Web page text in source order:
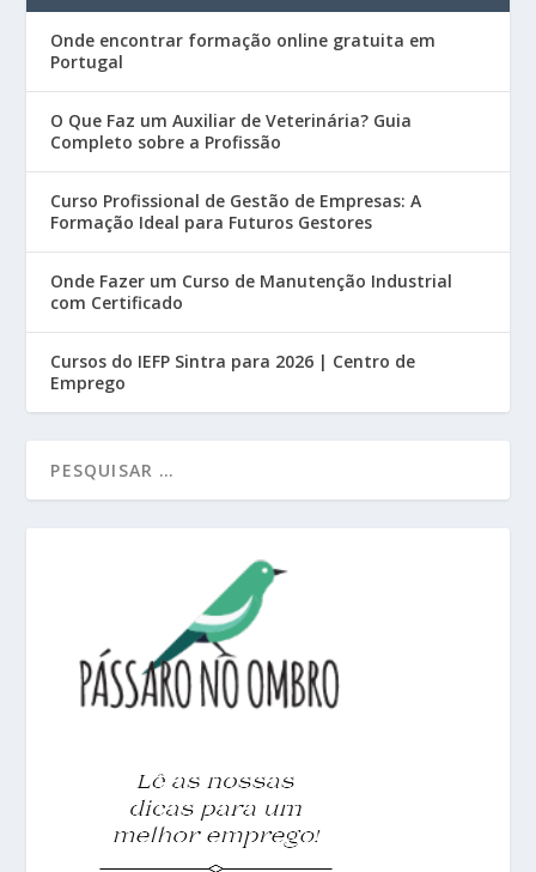
Onde encontrar formação online gratuita em
Portugal
O Que Faz um Auxiliar de Veterinária? Guia
Completo sobre a Profissão
Curso Profissional de Gestão de Empresas: A
Formação Ideal para Futuros Gestores
Onde Fazer um Curso de Manutenção Industrial
com Certificado
Cursos do IEFP Sintra para 2026 | Centro de
Emprego